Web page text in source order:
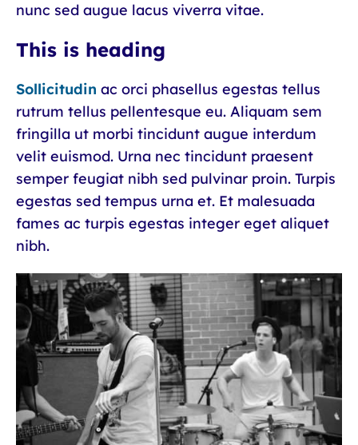
nunc sed augue lacus viverra vitae.
This is heading
Sollicitudin ac orci phasellus egestas tellus
rutrum tellus pellentesque eu. Aliquam sem
fringilla ut morbi tincidunt augue interdum
velit euismod. Urna nec tincidunt praesent
semper feugiat nibh sed pulvinar proin. Turpis
egestas sed tempus urna et. Et malesuada
fames ac turpis egestas integer eget aliquet
nibh.